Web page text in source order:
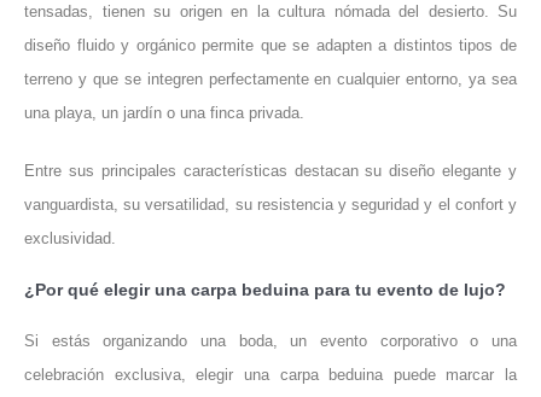
tensadas, tienen su origen en la cultura nómada del desierto. Su
diseño fluido y orgánico permite que se adapten a distintos tipos de
terreno y que se integren perfectamente en cualquier entorno, ya sea
una playa, un jardín o una finca privada.
Entre sus principales características destacan su diseño elegante y
vanguardista, su versatilidad, su resistencia y seguridad y el confort y
exclusividad.
¿Por qué elegir una carpa beduina para tu evento de lujo?
Si estás organizando una boda, un evento corporativo o una
celebración exclusiva, elegir una carpa beduina puede marcar la